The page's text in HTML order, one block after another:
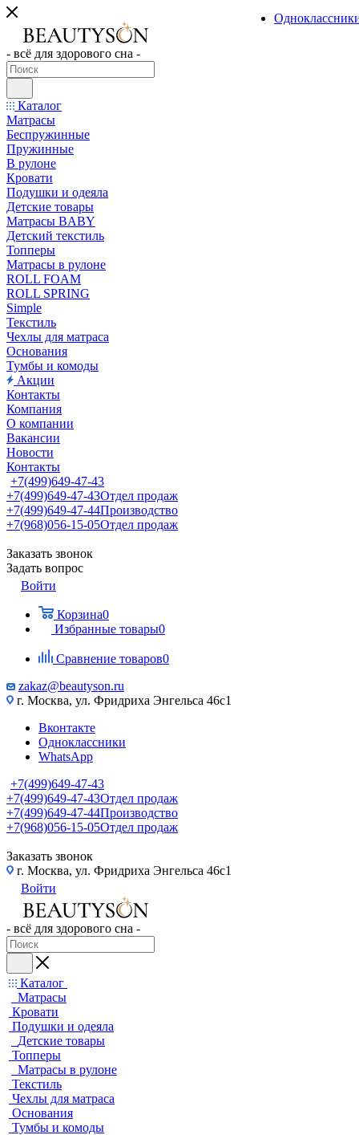
- всё для здорового сна -
Каталог
Матрасы
Беспружинные
Пружинные
В рулоне
Кровати
Подушки и одеяла
Детские товары
Матрасы BABY
Детский текстиль
Топперы
Матрасы в рулоне
ROLL FOAM
ROLL SPRING
Simple
Текстиль
Чехлы для матраса
Основания
Тумбы и комоды
Акции
Контакты
Компания
О компании
Вакансии
Новости
Контакты
+7(499)649-47-43
+7(499)649-47-43Отдел продаж
+7(499)649-47-44Производство
+7(968)056-15-05Отдел продаж
Заказать звонок
Задать вопрос
Войти
Корзина0
Избранные товары0
Сравнение товаров0
zakaz@beautyson.ru
г. Москва, ул. Фридриха Энгельса 46с1
Вконтакте
Одноклассники
WhatsApp
+7(499)649-47-43
+7(499)649-47-43Отдел продаж
+7(499)649-47-44Производство
+7(968)056-15-05Отдел продаж
Заказать звонок
г. Москва, ул. Фридриха Энгельса 46с1
Войти
- всё для здорового сна -
Каталог
Матрасы
Кровати
Подушки и одеяла
Детские товары
Топперы
Матрасы в рулоне
Текстиль
Чехлы для матраса
Основания
Тумбы и комоды